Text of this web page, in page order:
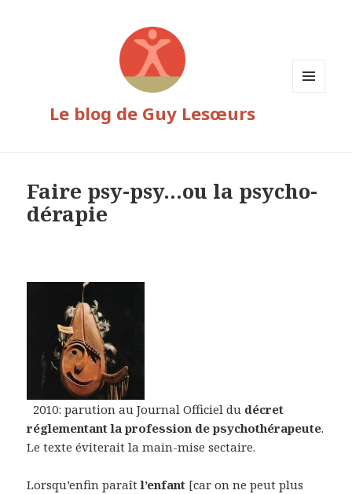
Le blog de Guy Lesœurs
Faire psy-psy…ou la psycho-
dérapie
2010: parution au Journal Officiel du décret
réglementant la profession de psychothérapeute.
Le texte éviterait la main-mise sectaire.
Lorsqu’enfin paraîtl’enfant [car on ne peut plus